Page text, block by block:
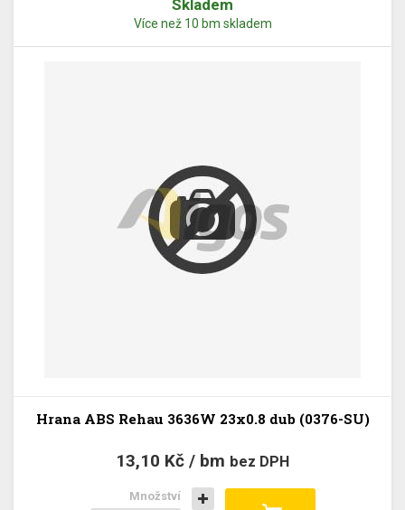
Skladem
Více než 10 bm skladem
Hrana ABS Rehau 3636W 23x0.8 dub (0376-SU)
13,10 Kč / bm bez DPH
Množství